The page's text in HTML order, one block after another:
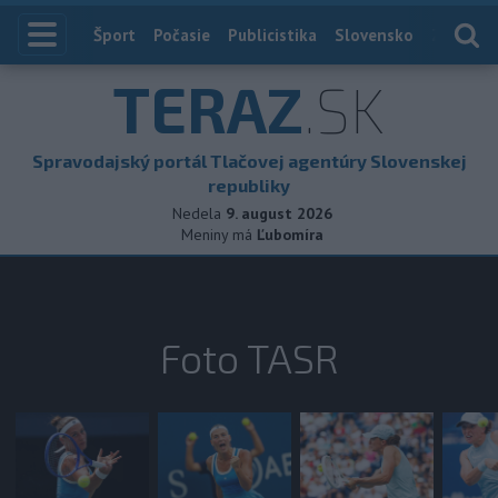
Index
Šport Počasie Publicistika Slovensko
TERAZ.SK
Spravodajský portál Tlačovej agentúry Slovenskej
republiky
Nedela 9. august 2026
Meniny má Ľubomíra
Foto TASR